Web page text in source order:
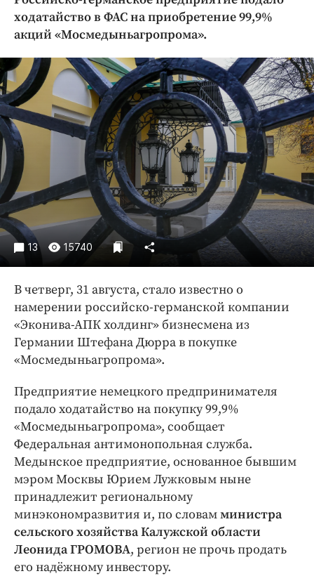
Криминал
Культура
Образование
Общество
Погода
Праздники
Происшествия
Спорт
Экономика и бизнес
ПРОЕКТЫ
Блоги
Медиаперсона
Интересное чтиво
Клиника года
Бренд года
ходатайство в ФАС на приобретение 99,9%
акций «Мосмедыньагропрома».
13 15740
В четверг, 31 августа, стало известно о
намерении российско-германской компании
«Эконива-АПК холдинг» бизнесмена из
Германии Штефана Дюрра в покупке
«Мосмедыньагропрома».
Предприятие немецкого предпринимателя
подало ходатайство на покупку 99,9%
«Мосмедыньагропрома», сообщает
Федеральная антимонопольная служба.
Медынское предприятие, основанное бывшим
мэром Москвы Юрием Лужковым ныне
принадлежит региональному
минэкономразвития и, по словамминистра
сельского хозяйства Калужской области
Леонида ГРОМОВА, регион не прочь продать
его надёжному инвестору.